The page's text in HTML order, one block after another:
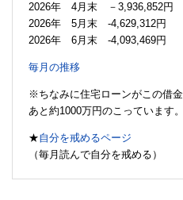
2026年 4月末 －3,936,852円
2026年 5月末 -4,629,312円
2026年 6月末 -4,093,469円
毎月の推移
※ちなみに住宅ローンがこの借金
あと約1000万円のこっています。
★自分を戒めるページ
（毎月読んで自分を戒める）